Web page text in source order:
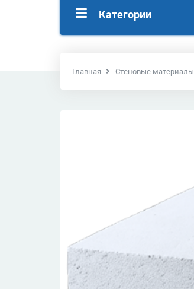
Категории
Главная Стеновые материалы